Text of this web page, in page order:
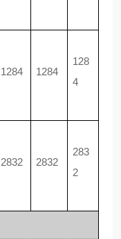
1284 1284
128
4
2832 2832
283
2